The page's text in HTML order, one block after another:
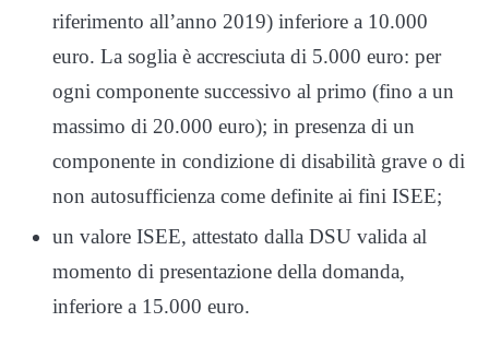
riferimento all’anno 2019) inferiore a 10.000
euro. La soglia è accresciuta di 5.000 euro: per
ogni componente successivo al primo (fino a un
massimo di 20.000 euro); in presenza di un
componente in condizione di disabilità grave o di
non autosufficienza come definite ai fini ISEE;
un valore ISEE, attestato dalla DSU valida al
momento di presentazione della domanda,
inferiore a 15.000 euro.